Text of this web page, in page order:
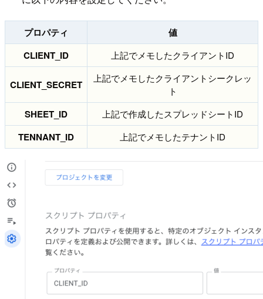
プロパティ
値
CLIENT_ID
上記でメモしたクライアントID
CLIENT_SECRET
上記でメモしたクライアントシークレッ
ト
SHEET_ID 上記で作成したスプレッドシートID
TENNANT_ID 上記でメモしたテナントID